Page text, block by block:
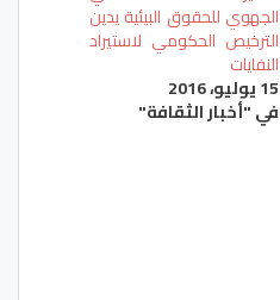
الجهوي للحقوق البيئية يدين
الترخيص الحكومي لاستيراد
النفايات
15 يوليو، 2016
في "أخبار الثقافة"